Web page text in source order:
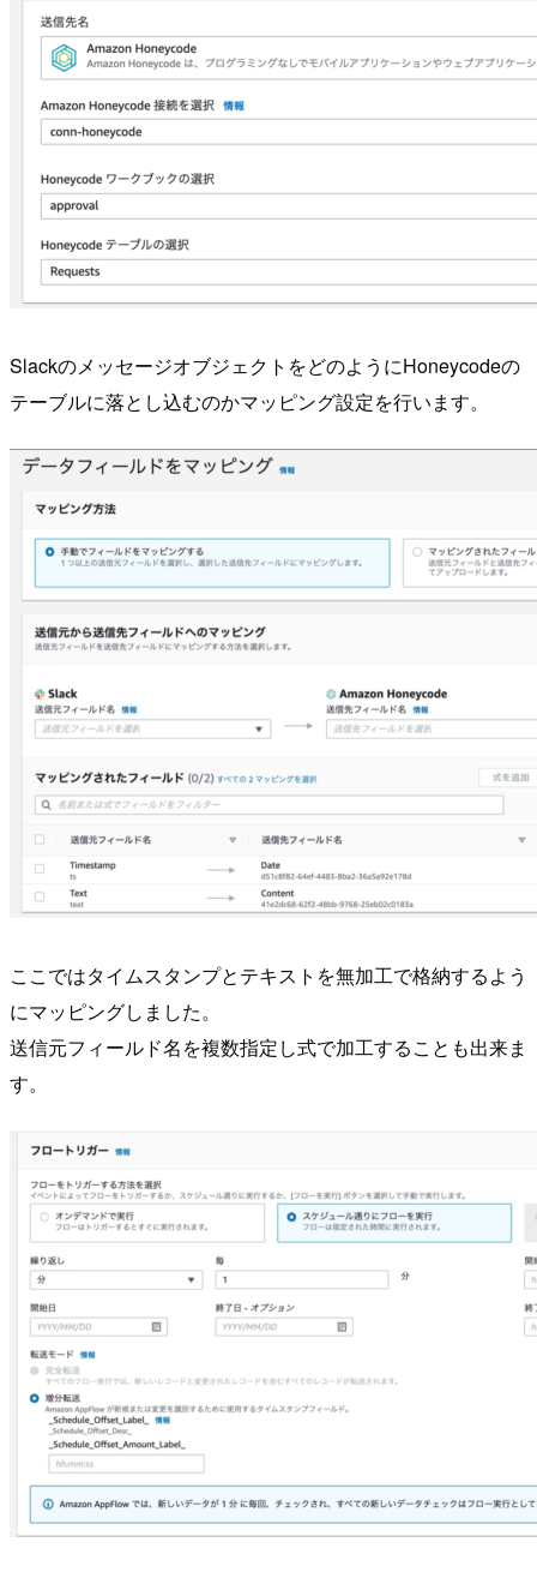
SlackのメッセージオブジェクトをどのようにHoneycodeの
テーブルに落とし込むのかマッピング設定を行います。
ここではタイムスタンプとテキストを無加工で格納するよう
にマッピングしました。
送信元フィールド名を複数指定し式で加工することも出来ま
す。